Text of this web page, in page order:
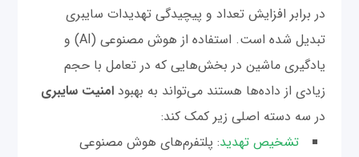
در برابر افزایش تعداد و پیچیدگی تهدیدات سایبری
تبدیل شده است. استفاده از هوش مصنوعی (AI) و
یادگیری ماشین در بخش‌هایی که در تعامل با حجم
زیادی از داده‌ها هستند می‌تواند به بهبود امنیت سایبری
در سه دسته اصلی زیر کمک کند:
تشخیص تهدید: پلتفرم‌های هوش مصنوعی